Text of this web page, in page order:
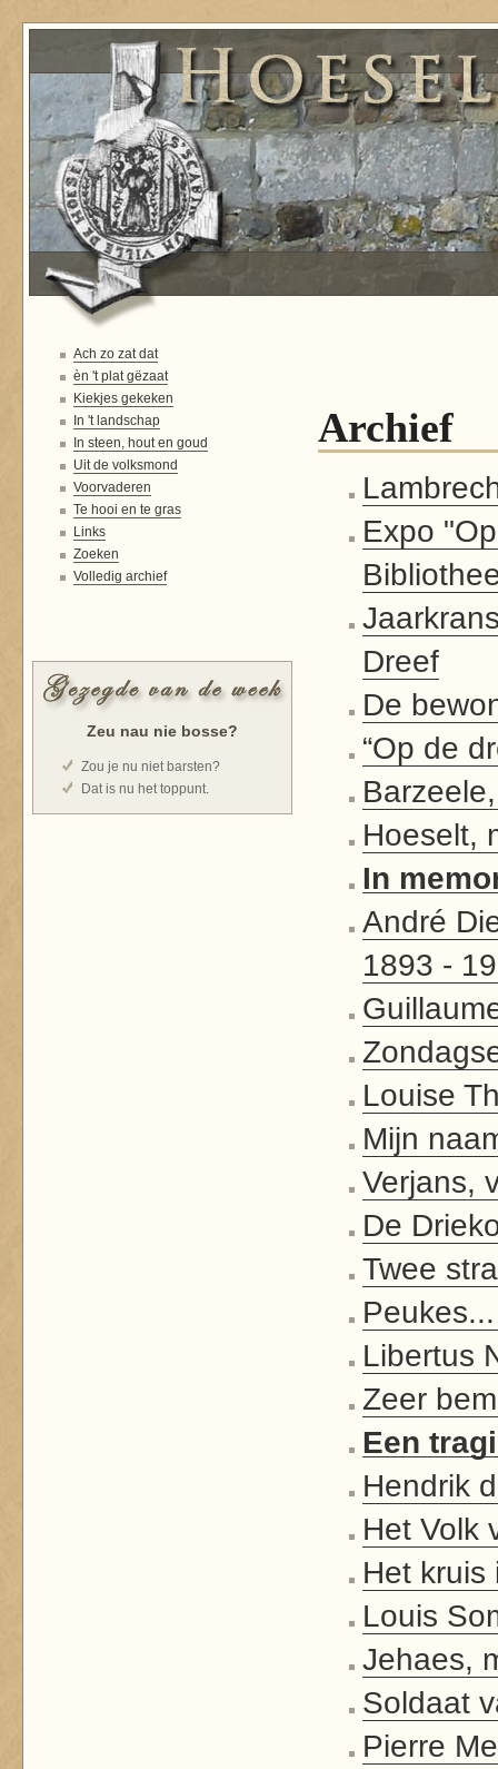
Ach zo zat dat
èn 't plat gëzaat
Kiekjes gekeken
In 't landschap
In steen, hout en goud
Uit de volksmond
Voorvaderen
Te hooi en te gras
Links
Zoeken
Volledig archief
Zeu nau nie bosse?
Zou je nu niet barsten?
Dat is nu het toppunt.
Archief
Expo
Dreef
De
“Op de
Hoeselt,
In
André
1893 -
Louise
Mijn
Verjans,
De
Twee
Libertus
Zeer
Een
Hendrik
Het Volk
Het kruis
Louis
Jehaes,
Soldaat
Pierre